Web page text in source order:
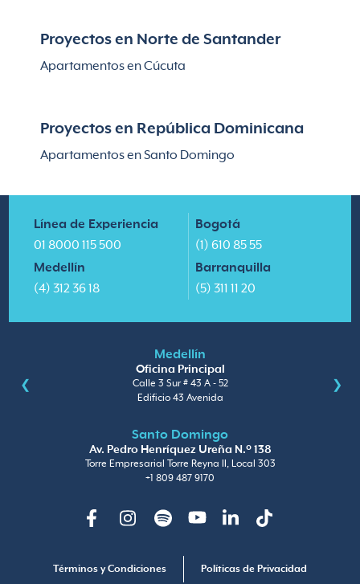
Proyectos en Norte de Santander
Apartamentos en Cúcuta
Proyectos en República Dominicana
Apartamentos en Santo Domingo
Línea de Experiencia
01 8000 115 500
Medellín
(4) 312 36 18
Bogotá
(1) 610 85 55
Barranquilla
(5) 311 11 20
Medellín
Oficina Principal
Calle 3 Sur # 43 A - 52
Edificio 43 Avenida
Santo Domingo
Av. Pedro Henríquez Ureña N.º 138
Torre Empresarial Torre Reyna II, Local 303
+1 809 487 9170
Términos y Condiciones Políticas de Privacidad
FacebookInstagramSpotify YoutubeLinkedinTikTok